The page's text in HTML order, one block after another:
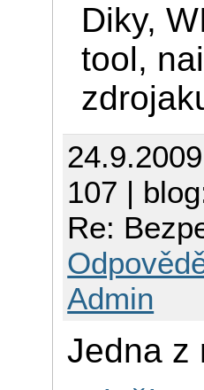
Diky,
tool,
107 |
Re:
Admin
Jedna z